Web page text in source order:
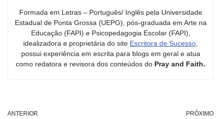
Formada em Letras – Português/ Inglês pela Universidade
Estadual de Ponta Grossa (UEPG), pós-graduada em Arte na
Educação (FAPI) e Psicopedagogia Escolar (FAPI),
idealizadora e proprietária do site Escritora de Sucesso
possui experiência em escrita para blogs em geral e atua
como redatora e revisora dos conteúdos do Pray and Faith.
ANTERIOR PRÓXIMO